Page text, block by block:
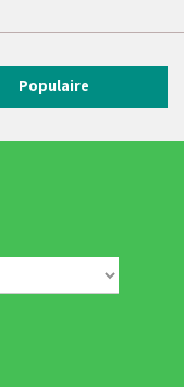
Populaire